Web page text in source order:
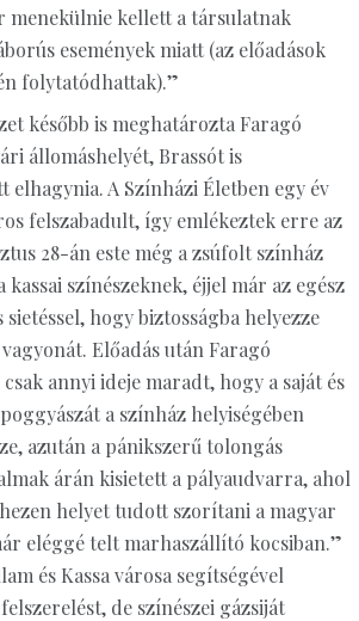
menekülnie kellett a társulatnak
események miatt (az előadások
folytatódhattak).”
később is meghatározta Faragó
állomáshelyét, Brassót is
A Színházi Életben egy év
felszabadult, így emlékeztek erre az
28-án este még a zsúfolt színház
színészeknek, éjjel már az egész
hogy biztosságba helyezze
Előadás után Faragó
annyi ideje maradt, hogy a saját és
a színház helyiségében
azután a pánikszerű tolongás
árán kisietett a pályaudvarra, ahol
helyet tudott szorítani a magyar
eléggé telt marhaszállító kocsiban.”
és Kassa városa segítségével
de színészei gázsiját